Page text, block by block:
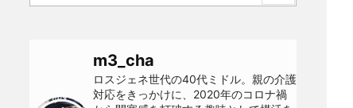
m3_cha
ロスジェネ世代の40代ミドル。親の介護
対応をきっかけに、2020年のコロナ禍